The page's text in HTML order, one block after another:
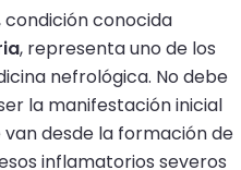
condición conocida
, representa uno de los
nefrológica. No debe
la manifestación inicial
desde la formación de
inflamatorios severos